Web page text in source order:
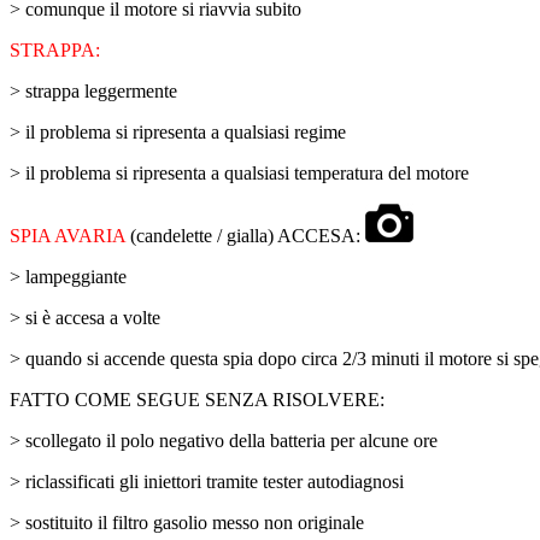
> comunque il motore si riavvia subito
STRAPPA:
> strappa leggermente
> il problema si ripresenta a qualsiasi regime
> il problema si ripresenta a qualsiasi temperatura del motore
SPIA AVARIA (candelette / gialla) ACCESA:
> lampeggiante
> si è accesa a volte
> quando si accende questa spia dopo circa 2/3 minuti il motore si
FATTO COME SEGUE SENZA RISOLVERE:
> scollegato il polo negativo della batteria per alcune ore
> riclassificati gli iniettori tramite tester autodiagnosi
> sostituito il filtro gasolio messo non originale